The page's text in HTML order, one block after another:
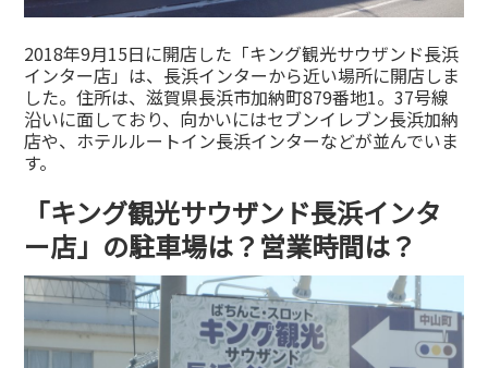
2018年9月15日に開店した「キング観光サウザンド長浜
インター店」は、長浜インターから近い場所に開店しま
した。住所は、滋賀県長浜市加納町879番地1。37号線
沿いに面しており、向かいにはセブンイレブン長浜加納
店や、ホテルルートイン長浜インターなどが並んでいま
す。
「キング観光サウザンド長浜インタ
ー店」の駐車場は？営業時間は？